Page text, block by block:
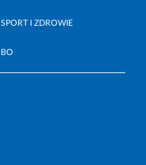
SPORT I ZDROWIE
BO